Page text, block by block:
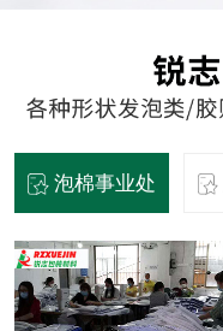
泡棉事业处